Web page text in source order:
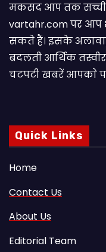
मकसद आप तक सच्ची
vartahr.com पर आप
सकते हैं। इसके अलावा,
बदलती आर्थिक
चटपटी खबरें आपकाे
Quick Links
Home
Contact Us
About Us
Editorial Team